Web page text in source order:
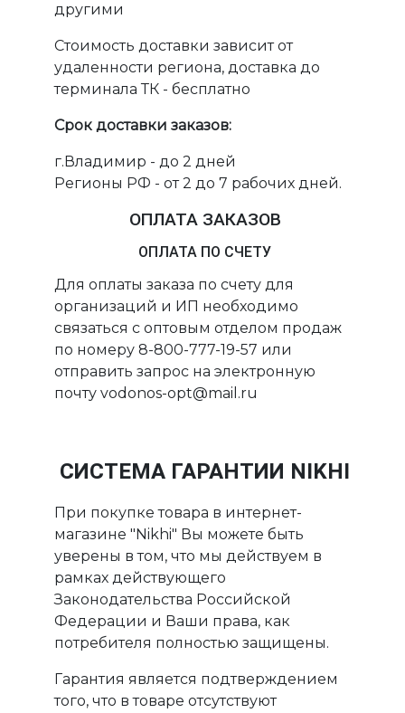
другими
Стоимость доставки зависит от
удаленности региона, доставка до
терминала ТК - бесплатно
Срок доставки заказов:
г.Владимир - до 2 дней
Регионы РФ - от 2 до 7 рабочих дней.
ОПЛАТА ЗАКАЗОВ
ОПЛАТА ПО СЧЕТУ
Для оплаты заказа по счету для
организаций и ИП необходимо
связаться с оптовым отделом продаж
по номеру 8-800-777-19-57 или
отправить запрос на электронную
почту vodonos-opt@mail.ru
СИСТЕМА ГАРАНТИИ NIKHI
При покупке товара в интернет-
магазине "Nikhi" Вы можете быть
уверены в том, что мы действуем в
рамках действующего
Законодательства Российской
Федерации и Ваши права, как
потребителя полностью защищены.
Гарантия является подтверждением
того, что в товаре отсутствуют